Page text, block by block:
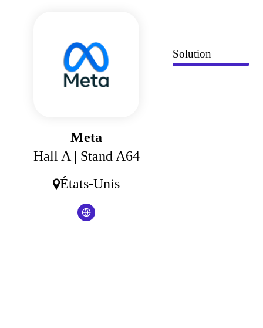
Meta
Hall A | Stand A64
États-Unis
Solution